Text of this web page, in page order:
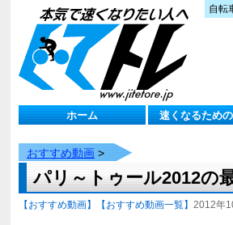
自転
ホーム 速くなるため
おすすめ動画 >
パリ～トゥール2012の
【おすすめ動画】 【おすすめ動画一覧】 2012年